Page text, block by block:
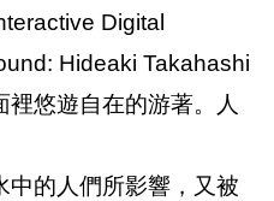
Digital
Hideaki Takahashi
悠遊自在的游著。人
中的人們所影響，又被